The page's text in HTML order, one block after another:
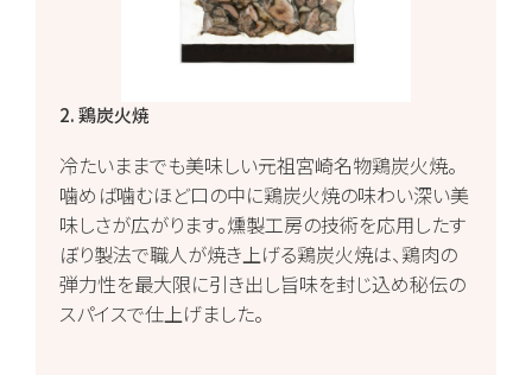
2. 鶏炭火焼
冷たいままでも美味しい元祖宮崎名物鶏炭火焼。
噛めば噛むほど口の中に鶏炭火焼の味わい深い美
味しさが広がります。燻製工房の技術を応用したす
ぼり製法で職人が焼き上げる鶏炭火焼は、鶏肉の
弾力性を最大限に引き出し旨味を封じ込め秘伝の
スパイスで仕上げました。